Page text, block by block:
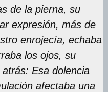
de la pierna, su
expresión, más de
enrojecía, echaba
los ojos, su
Esa dolencia
afectaba una